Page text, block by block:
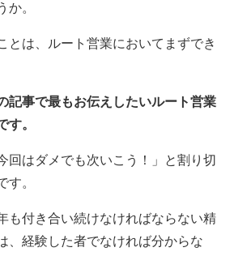
か。
とは、ルート営業においてまずでき
記事で最もお伝えしたいルート営業
す。
回はダメでも次いこう！」と割り切
す。
も付き合い続けなければならない精
、経験した者でなければ分からな